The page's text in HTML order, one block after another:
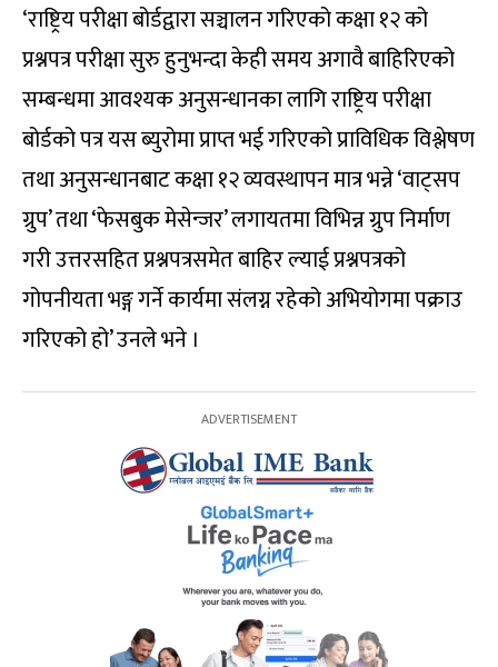
‘राष्ट्रिय परीक्षा बोर्डद्वारा सञ्चालन गरिएको कक्षा १२ को
प्रश्नपत्र परीक्षा सुरु हुनुभन्दा केही समय अगावै बाहिरिएको
सम्बन्धमा आवश्यक अनुसन्धानका लागि राष्ट्रिय परीक्षा
बोर्डको पत्र यस ब्युरोमा प्राप्त भई गरिएको प्राविधिक विश्लेषण
तथा अनुसन्धानबाट कक्षा १२ व्यवस्थापन मात्र भन्ने ‘वाट्सप
ग्रुप’ तथा ‘फेसबुक मेसेन्जर’ लगायतमा विभिन्न ग्रुप निर्माण
गरी उत्तरसहित प्रश्नपत्रसमेत बाहिर ल्याई प्रश्नपत्रको
गोपनीयता भङ्ग गर्ने कार्यमा संलग्न रहेको अभियोगमा पक्राउ
गरिएको हो’ उनले भने ।